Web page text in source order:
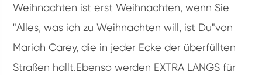
Weihnachten ist erst Weihnachten, wenn Sie
"Alles, was ich zu Weihnachten will, ist Du"von
Mariah Carey, die in jeder Ecke der überfüllten
Straßen hallt.Ebenso werden EXTRA LANGS für